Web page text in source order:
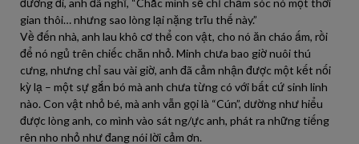
đường đi, anh đã nghĩ, “Chắc mình sẽ chỉ chăm sóc nó một thời
gian thôi… nhưng sao lòng lại nặng trĩu thế này.”
Về đến nhà, anh lau khô cơ thể con vật, cho nó ăn cháo ấm, rồi
để nó ngủ trên chiếc chăn nhỏ. Minh chưa bao giờ nuôi thú
cưng, nhưng chỉ sau vài giờ, anh đã cảm nhận được một kết nối
kỳ lạ – một sự gắn bó mà anh chưa từng có với bất cứ sinh linh
nào. Con vật nhỏ bé, mà anh vẫn gọi là “Cún”, dường như hiểu
được lòng anh, co mình vào sát ng/ực anh, phát ra những tiếng
rên nho nhỏ như đang nói lời cảm ơn.